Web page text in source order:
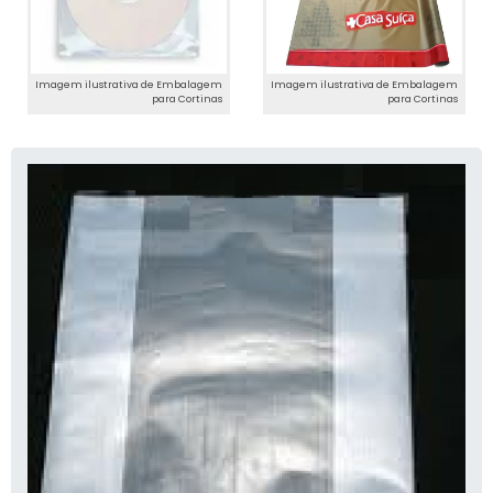
Imagem ilustrativa de Embalagem
para Cortinas
Imagem ilustrativa de Embalagem
para Cortinas